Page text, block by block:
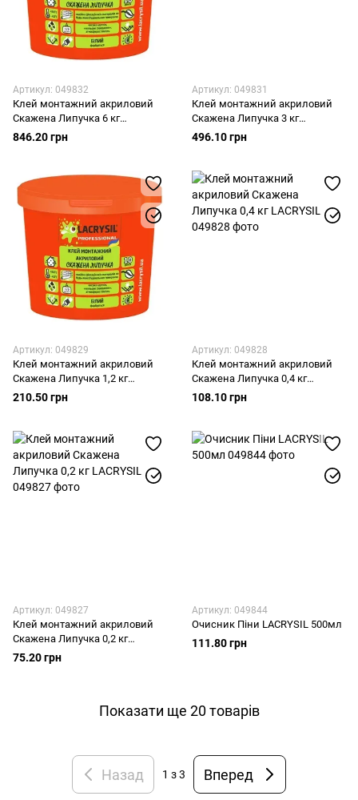
Артикул: 049832
Клей монтажний акриловий
Скажена Липучка 6 кг
LACRYSIL
846.20 грн
Артикул: 049831
Клей монтажний акриловий
Скажена Липучка 3 кг
LACRYSIL
496.10 грн
Артикул: 049829
Клей монтажний акриловий
Скажена Липучка 1,2 кг
LACRYSIL
210.50 грн
Артикул: 049828
Клей монтажний акриловий
Скажена Липучка 0,4 кг
LACRYSIL
108.10 грн
Артикул: 049827
Клей монтажний акриловий
Скажена Липучка 0,2 кг
LACRYSIL
75.20 грн
Артикул: 049844
Очисник Піни LACRYSIL 500мл
111.80 грн
Показати ще 20 товарів
Назад 1 з 3 Вперед